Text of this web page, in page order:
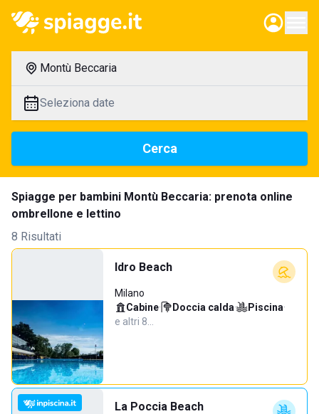
Montù Beccaria
Seleziona date
Cerca
Spiagge per bambini Montù Beccaria: prenota online
ombrellone e lettino
8 Risultati
Idro Beach
Milano
Cabine· Doccia calda· Piscina·
e altri 8…
La Poccia Beach